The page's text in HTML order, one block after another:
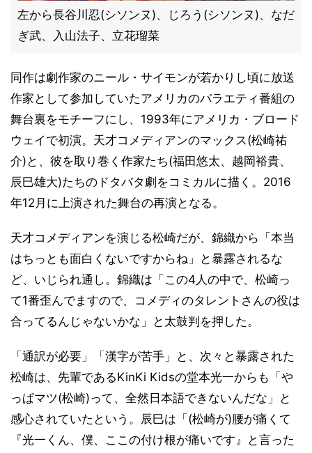
左から長谷川忍(シソンヌ)、じろう(シソンヌ)、なだ
ぎ武、入山法子、立花瑠菜
同作は劇作家のニール・サイモンが若かりし頃に放送
作家として参加していたアメリカのバラエティ番組の
舞台裏をモチーフにし、1993年にアメリカ・ブロード
ウェイで初演。天才コメディアンのマックス(松崎祐
介)と、彼を取り巻く作家たち(福田悠太、越岡裕貴、
辰巳雄大)たちのドタバタ劇をコミカルに描く。2016
年12月に上演された舞台の再演となる。
天才コメディアンを演じる松崎だが、錦織から「本当
はちっとも面白くないですからね」と暴露されるな
ど、いじられ通し。錦織は「この4人の中で、松崎っ
て1番歪んでますので、コメディのタレントさんの役は
合ってるんじゃないかな」と太鼓判を押した。
「通訳が必要」「漢字が苦手」と、次々と暴露された
松崎は、先輩であるKinKi Kidsの堂本光一からも「や
っぱマツ(松崎)って、全然日本語できないんだな」と
感心されていたという。辰巳は「(松崎が)腰が痛くて
『光一くん、僕、ここの付け根が痛いです』と言った